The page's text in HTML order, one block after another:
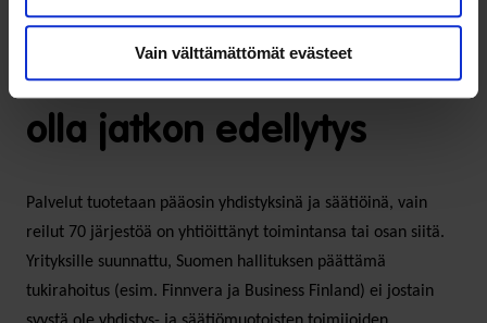
Vain välttämättömät evästeet
Toimintamuoto ei saa
olla jatkon edellytys
Palvelut tuotetaan pääosin yhdistyksinä ja säätiöinä, vain
reilut 70 järjestöä on yhtiöittänyt toimintansa tai osan siitä.
Yrityksille suunnattu, Suomen hallituksen päättämä
tukirahoitus (esim. Finnvera ja Business Finland) ei jostain